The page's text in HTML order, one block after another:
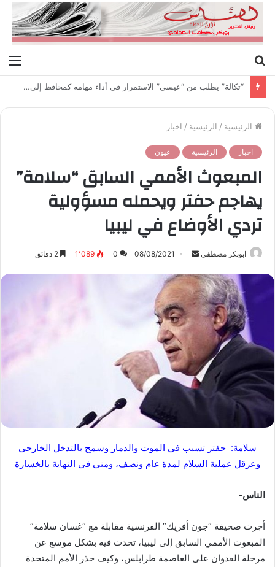
عن
“تكالة” يطلب من “عيسى” الاستمرار في أداء مهامه كمحافظ إلى حين النظر في استقالته
الرئيسية / الرئيسية / اخبار
اخبار الرئيسية عيون
المبعوث الأممي السابق “سلامة”
يهاجم حفتر ويحمله مسؤولية
تردي الأوضاع في ليبيا
ابوبكر مصطفى
س
ل
ر
ا
إ
ل
ت
و
08/08/2021
0 1٬089
سلامة: حفتر تسبب في الموت والدمار وسمح بالتدخل الخارجي
وعرقل عملية السلام لمدة عام ونصف، ومني في النهاية بالخسارة
الناس-
أجرت صحيفة “جون أفريك” الفرنسية مقابلة مع “غسان سلامة”
المبعوث الأممي السابق إلى ليبيا، تحدث فيه بشكل موسع عن
مرحلة العدوان على العاصمة طرابلس، وكيف حذر الأمم المتحدة